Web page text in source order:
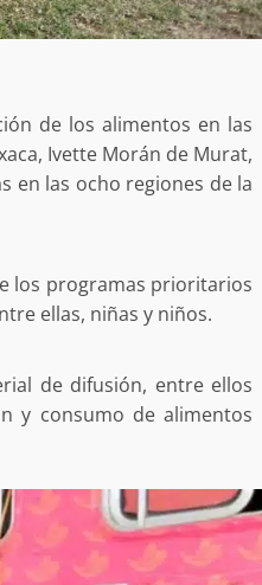
de los alimentos en las
Ivette Morán de Murat,
en las ocho regiones de la
los programas prioritarios
ellas, niñas y niños.
de difusión, entre ellos
y consumo de alimentos
al IEEPO y al Iocied
evaluación técnica y
de las instalaciones de la
elimina el presupuesto a
partidos políticos.